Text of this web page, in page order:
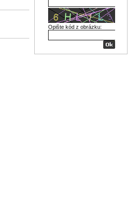
Opište kód z obrázku: